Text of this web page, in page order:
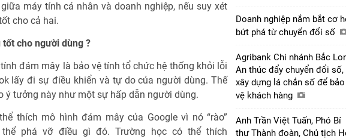
máy tính cá nhân và doanh nghiệp, nếu suy xét
cho cả hai.
cho người dùng ?
đám mây là bảo vệ tính tổ chức hệ thống khỏi lỗi
lấy đi sự điều khiển và tự do của người dùng. Thế
ý tưởng này như một sự hấp dẫn người dùng.
thích mô hình đám mây của Google vì nó “rào”
phá vỡ điều gì đó. Trường học có thể thích
Doanh nghiệp nắm bắt cơ
bứt phá từ chuyển đổi số
Agribank Chi nhánh Bắc
An thúc đẩy chuyển đổi số,
xây dựng lá chắn số để bảo
vệ khách hàng
Anh Trần Việt Tuấn, Phó Bí
thư Thành đoàn, Chủ tịch